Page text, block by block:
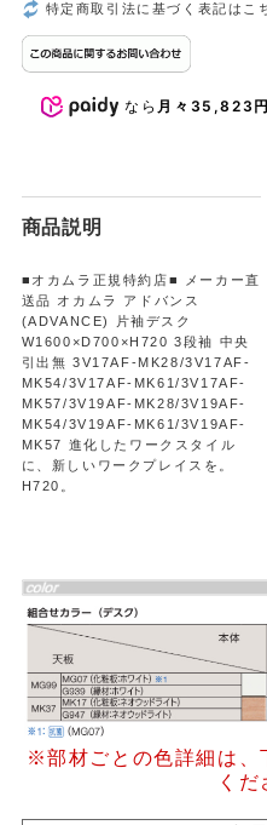
特定商取引法に基づく表記はこ
なら 月々35,823円
商品説明
■オカムラ正規特約店■ メーカー直
送品 オカムラ アドバンス
(ADVANCE) 片袖デスク
W1600×D700×H720 3段袖 中央
引出無 3V17AF-MK28/3V17AF-
MK54/3V17AF-MK61/3V17AF-
MK57/3V19AF-MK28/3V19AF-
MK54/3V19AF-MK61/3V19AF-
MK57 進化したワークスタイル
に、新しいワークプレイスを。
H720。
※部材ごとの色詳細は、
くだ